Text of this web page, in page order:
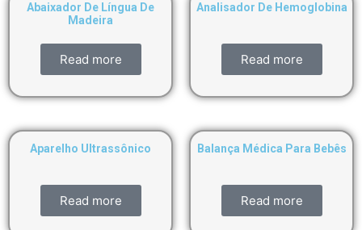
Abaixador De Língua De
Madeira
Read more
Analisador De Hemoglobina
Read more
Aparelho Ultrassônico
Read more
Balança Médica Para Bebês
Read more